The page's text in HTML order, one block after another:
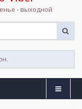
- выходной